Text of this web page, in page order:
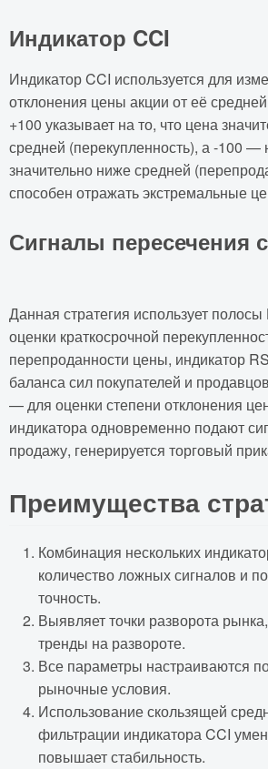
Индикатор CCI
Индикатор CCI используется для
отклонения цены акции от её
+100 указывает на то, что цена
средней (перекупленность), а -100 —
значительно ниже средней
способен отражать экстремальные
Сигналы пересечения
Данная стратегия использует
оценки краткосрочной
перепроданности цены, индикатор
баланса сил покупателей и
— для оценки степени отклонения
индикатора одновременно подают
продажу, генерируется торговый
Преимущества
Комбинация нескольких
количество ложных сигналов и
точность.
Выявляет точки разворота
тренды на развороте.
Все параметры настраиваются
рыночные условия.
Использование скользящей
фильтрации индикатора CCI
повышает стабильность.